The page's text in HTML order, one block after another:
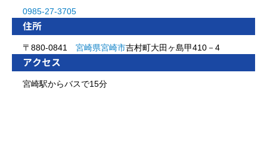
0985-27-3705
住所
〒880-0841 宮崎県宮崎市吉村町大田ヶ島甲410－4
アクセス
宮崎駅からバスで15分